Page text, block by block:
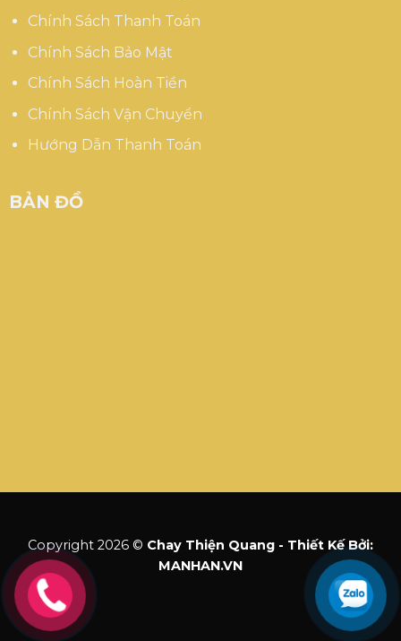
Chính Sách Thanh Toán
Chính Sách Bảo Mật
Chính Sách Hoàn Tiền
Chính Sách Vận Chuyển
Hướng Dẫn Thanh Toán
BẢN ĐỒ
Copyright 2026 © Chay Thiện Quang - Thiết Kế Bởi:
MANHAN.VN